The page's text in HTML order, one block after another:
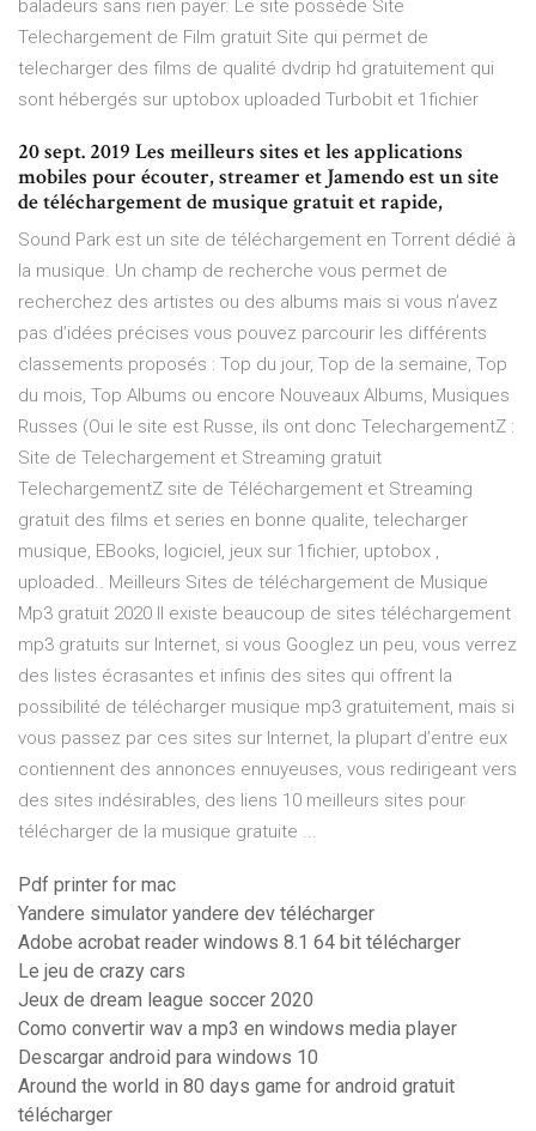
baladeurs sans rien payer. Le site possède Site
Telechargement de Film gratuit Site qui permet de
telecharger des films de qualité dvdrip hd gratuitement qui
sont hébergés sur uptobox uploaded Turbobit et 1fichier
20 sept. 2019 Les meilleurs sites et les applications
mobiles pour écouter, streamer et Jamendo est un site
de téléchargement de musique gratuit et rapide,
Sound Park est un site de téléchargement en Torrent dédié à
la musique. Un champ de recherche vous permet de
recherchez des artistes ou des albums mais si vous n’avez
pas d’idées précises vous pouvez parcourir les différents
classements proposés : Top du jour, Top de la semaine, Top
du mois, Top Albums ou encore Nouveaux Albums, Musiques
Russes (Oui le site est Russe, ils ont donc TelechargementZ :
Site de Telechargement et Streaming gratuit
TelechargementZ site de Téléchargement et Streaming
gratuit des films et series en bonne qualite, telecharger
musique, EBooks, logiciel, jeux sur 1fichier, uptobox ,
uploaded.. Meilleurs Sites de téléchargement de Musique
Mp3 gratuit 2020 Il existe beaucoup de sites téléchargement
mp3 gratuits sur Internet, si vous Googlez un peu, vous verrez
des listes écrasantes et infinis des sites qui offrent la
possibilité de télécharger musique mp3 gratuitement, mais si
vous passez par ces sites sur Internet, la plupart d’entre eux
contiennent des annonces ennuyeuses, vous redirigeant vers
des sites indésirables, des liens 10 meilleurs sites pour
télécharger de la musique gratuite ...
Pdf printer for mac
Yandere simulator yandere dev télécharger
Adobe acrobat reader windows 8.1 64 bit télécharger
Le jeu de crazy cars
Jeux de dream league soccer 2020
Como convertir wav a mp3 en windows media player
Descargar android para windows 10
Around the world in 80 days game for android gratuit
télécharger